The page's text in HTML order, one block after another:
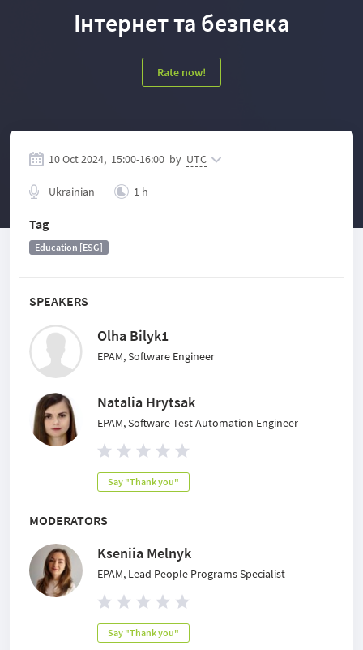
Інтернет та безпека
Rate now!
SPEAKERS
Olha Bilyk1
EPAM, Software Engineer
Natalia Hrytsak
EPAM, Software Test Automation Engineer
Say "Thank you"
MODERATORS
Kseniia Melnyk
EPAM, Lead People Programs Specialist
Say "Thank you"
10 Oct 2024, 15:00-16:00 by UTC
Ukrainian 1 h
Tag
Education [ESG]